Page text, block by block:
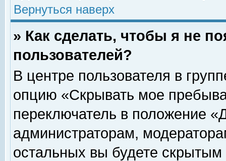
Вернуться наверх
» Как сделать, чтобы я не
пользователей?
В центре пользователя в
опцию «Скрывать мое
переключатель в положение
администраторам,
остальных вы будете скрытым